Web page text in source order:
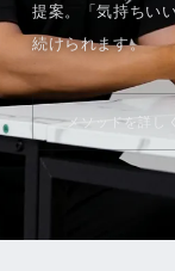
提案。「気持ちい
続けられます。
メソッドを詳し